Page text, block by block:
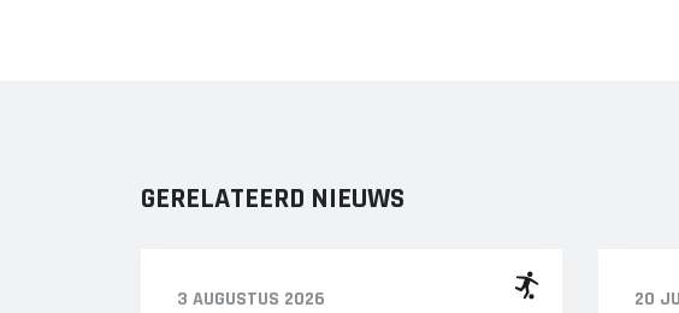
GERELATEERD NIEUWS
3 AUGUSTUS 2026 20